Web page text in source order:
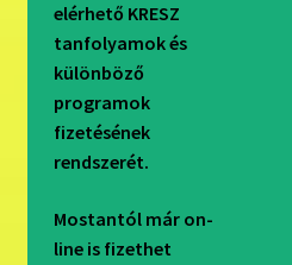
elérhető KRESZ
tanfolyamok és
különböző
programok
fizetésének
rendszerét.
Mostantól már on-
line is fizethet